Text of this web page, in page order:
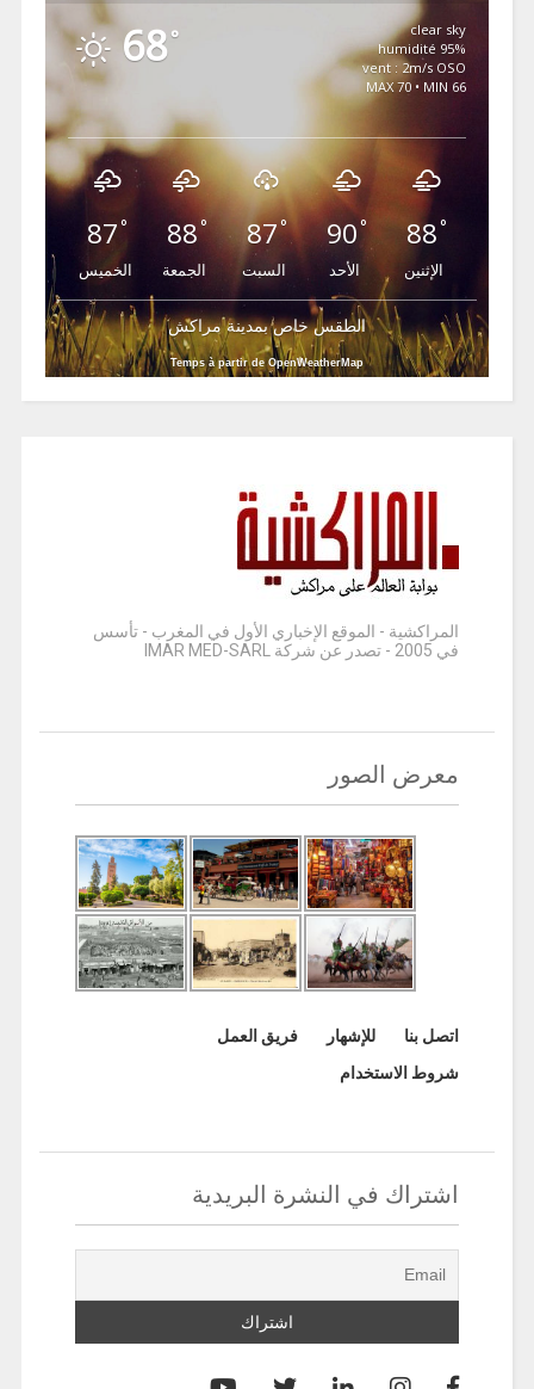
68 °
clear sky
95% humidité
vent : 2m/s OSO
MAX 70 • MIN 66
87°
الخميس
88°
الجمعة
87°
السبت
90°
الأحد
88°
الإثنين
الطقس خاص بمدينة مراكش
Temps à partir de OpenWeatherMap
المراكشية - الموقع الإخباري الأول في المغرب - تأسس
في 2005 - تصدر عن شركة IMAR MED-SARL
معرض الصور
اتصل بنا للإشهار
فريق العمل
شروط الاستخدام
اشتراك في النشرة البريدية